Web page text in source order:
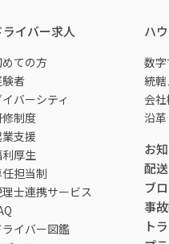
ライバー求人
ての方
者
バーシティ
制度
支援
厚生
担当制
士連携サービス
イバー図鑑
ハ
数
統
会
沿革
お
配
ブ
事
ト